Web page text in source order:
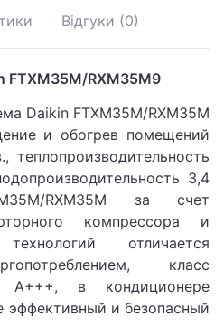
Відгуки (0)
FTXM35M/RXM35M9
Daikin FTXM35M/RXM35M
и обогрев помещений
3,4
RXM35M за счет
компрессора и
отличается
класс
А+++, в кондиционере
эффективный и безопасный